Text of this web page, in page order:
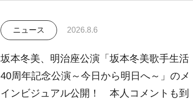
ニュース 2026.8.6
坂本冬美、明治座公演「坂本冬美歌手生活
40周年記念公演～今日から明日へ～」のメ
インビジュアル公開！ 本人コメントも到